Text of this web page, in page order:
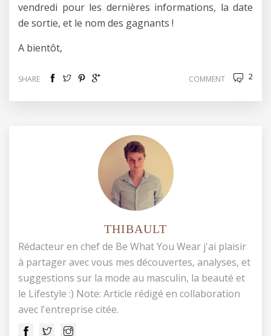
vendredi pour les dernières informations, la date
de sortie, et le nom des gagnants !
A bientôt,
SHARE COMMENT 2
THIBAULT
Rédacteur en chef de Be What You Wear j'ai plaisir
à partager avec vous mes découvertes, analyses, et
suggestions sur la mode au masculin, la beauté et
le Lifestyle :) Note: Article rédigé en collaboration
avec l'entreprise citée.